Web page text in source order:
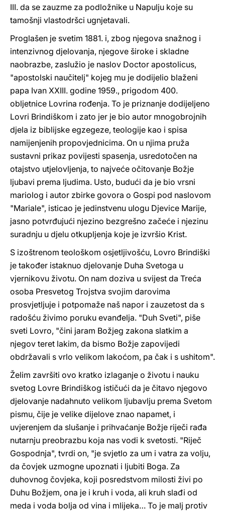
III. da se zauzme za podložnike u Napulju koje su
tamošnji vlastodršci ugnjetavali.
Proglašen je svetim 1881. i, zbog njegova snažnog i
intenzivnog djelovanja, njegove široke i skladne
naobrazbe, zaslužio je naslov Doctor apostolicus,
"apostolski naučitelj" kojeg mu je dodijelio blaženi
papa Ivan XXIII. godine 1959., prigodom 400.
obljetnice Lovrina rođenja. To je priznanje dodijeljeno
Lovri Brindiškom i zato jer je bio autor mnogobrojnih
djela iz biblijske egzegeze, teologije kao i spisa
namijenjenih propovjednicima. On u njima pruža
sustavni prikaz povijesti spasenja, usredotočen na
otajstvo utjelovljenja, to najveće očitovanje Božje
ljubavi prema ljudima. Usto, budući da je bio vrsni
mariolog i autor zbirke govora o Gospi pod naslovom
"Mariale", isticao je jedinstvenu ulogu Djevice Marije,
jasno potvrđujući njezino bezgrešno začeće i njezinu
suradnju u djelu otkupljenja koje je izvršio Krist.
S izoštrenom teološkom osjetljivošću, Lovro Brindiški
je također istaknuo djelovanje Duha Svetoga u
vjernikovu životu. On nam doziva u svijest da Treća
osoba Presvetog Trojstva svojim darovima
prosvjetljuje i potpomaže naš napor i zauzetost da s
radošću živimo poruku evanđelja. "Duh Sveti", piše
sveti Lovro, "čini jaram Božjeg zakona slatkim a
njegov teret lakim, da bismo Božje zapovijedi
obdržavali s vrlo velikom lakoćom, pa čak i s ushitom".
Želim završiti ovo kratko izlaganje o životu i nauku
svetog Lovre Brindiškog ističući da je čitavo njegovo
djelovanje nadahnuto velikom ljubavlju prema Svetom
pismu, čije je velike dijelove znao napamet, i
uvjerenjem da slušanje i prihvaćanje Božje riječi rađa
nutarnju preobrazbu koja nas vodi k svetosti. "Riječ
Gospodnja", tvrdi on, "je svjetlo za um i vatra za volju,
da čovjek uzmogne upoznati i ljubiti Boga. Za
duhovnog čovjeka, koji posredstvom milosti živi po
Duhu Božjem, ona je i kruh i voda, ali kruh slađi od
meda i voda bolja od vina i mlijeka… To je malj protiv